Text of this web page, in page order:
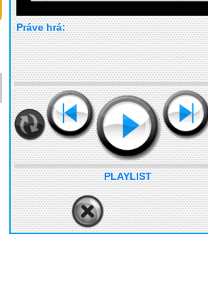
Práve hrá:
PLAYLIST